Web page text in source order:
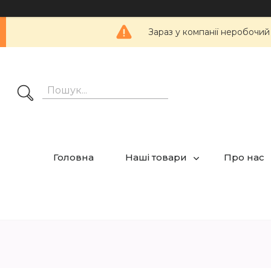
Зараз у компанії
Головна Наші товари Про нас